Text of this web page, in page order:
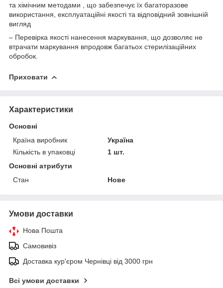
та хімічним методами , що забезпечує їх багаторазове
використання, експлуатаційні якості та відповідний зовнішній
вигляд
– Перевірка якості нанесення маркування, що дозволяє не
втрачати маркування впродовж багатьох стерилізаційних
обробок.
Приховати
Характеристики
Основні
Країна виробник
Україна
Кількість в упаковці
1 шт.
Основні атрибути
Стан
Нове
Умови доставки
Нова Пошта
Самовивіз
Доставка кур'єром Чернівці від 3000 грн
Всі умови доставки